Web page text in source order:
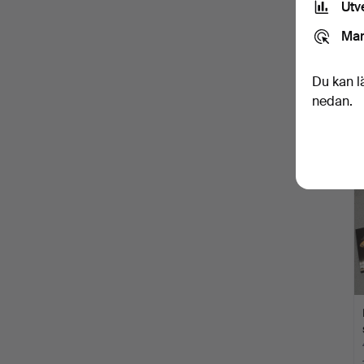
Du kan
nedan.